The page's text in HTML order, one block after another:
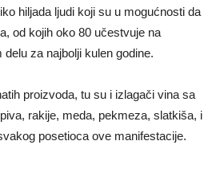
hiljada ljudi koji su u mogućnosti da
od kojih oko 80 učestvuje na
za najbolji kulen godine.
proizvoda, tu su i izlagači vina sa
rakije, meda, pekmeza, slatkiša, i
posetioca ove manifestacije.